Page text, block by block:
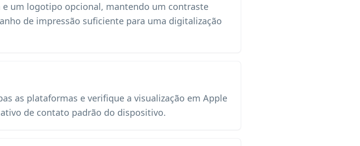
um logotipo opcional, mantendo um contraste
de impressão suficiente para uma digitalização
as plataformas e verifique a visualização em Apple
de contato padrão do dispositivo.